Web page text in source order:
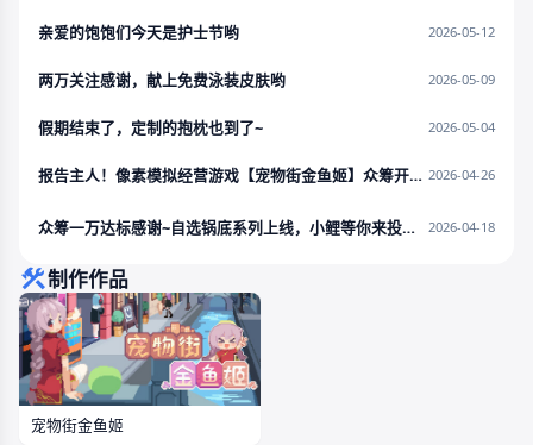
亲爱的饱饱们今天是护士节哟 2026-05-12
两万关注感谢，献上免费泳装皮肤哟 2026-05-09
假期结束了，定制的抱枕也到了~ 2026-05-04
报告主人！像素模拟经营游戏【宠物街金鱼姬】众筹开启！ 2026-04-26
众筹一万达标感谢~自选锅底系列上线，小鲤等你来投料~~ 2026-04-18
制作作品
宠物街金鱼姬